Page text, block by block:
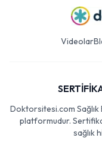
Videolar
Doktorsitesi.com Sağlık
platformudur.
sağlık